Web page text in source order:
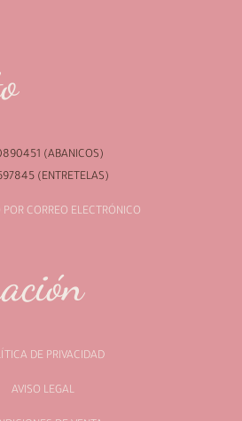
(ABANICOS)
(ENTRETELAS)
CORREO ELECTRÓNICO
DE PRIVACIDAD
AVISO LEGAL